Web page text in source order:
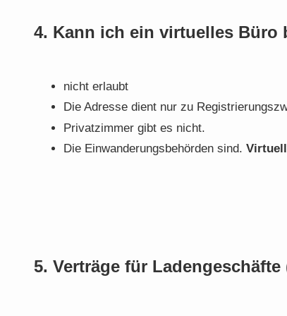
4. Kann ich ein virtuelles Büro
nicht erlaubt
Die Adresse dient nur zu
Privatzimmer gibt es nicht.
Die Einwanderungsbehörden sind.
5. Verträge für